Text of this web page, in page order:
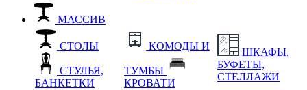
МАССИВ
СТОЛЫ
СТУЛЬЯ,
БАНКЕТКИ
КОМОДЫ И
ТУМБЫ
КРОВАТИ
ШКАФЫ,
БУФЕТЫ,
СТЕЛЛАЖИ